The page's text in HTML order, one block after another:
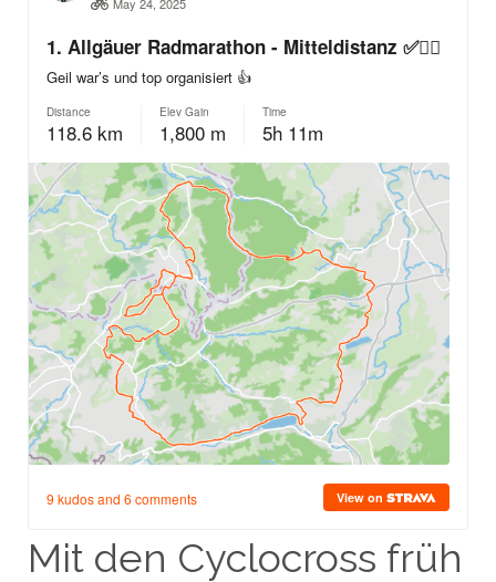
Mit den Cyclocross früh